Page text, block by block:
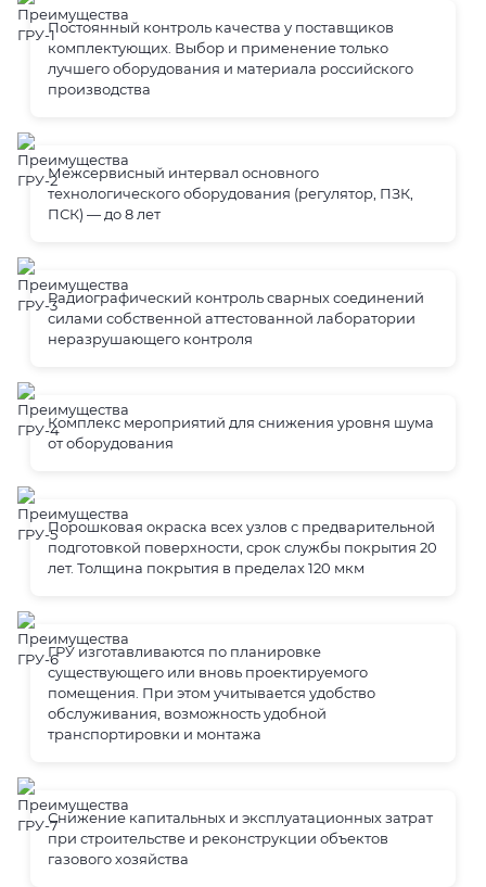
Постоянный контроль качества у поставщиков
комплектующих. Выбор и применение только
лучшего оборудования и материала российского
производства
Межсервисный интервал основного
технологического оборудования (регулятор, ПЗК,
ПСК) — до 8 лет
Радиографический контроль сварных соединений
силами собственной аттестованной лаборатории
неразрушающего контроля
Комплекс мероприятий для снижения уровня шума
от оборудования
Порошковая окраска всех узлов с предварительной
подготовкой поверхности, срок службы покрытия 20
лет. Толщина покрытия в пределах 120 мкм
ГРУ изготавливаются по планировке
существующего или вновь проектируемого
помещения. При этом учитывается удобство
обслуживания, возможность удобной
транспортировки и монтажа
Снижение капитальных и эксплуатационных затрат
при строительстве и реконструкции объектов
газового хозяйства